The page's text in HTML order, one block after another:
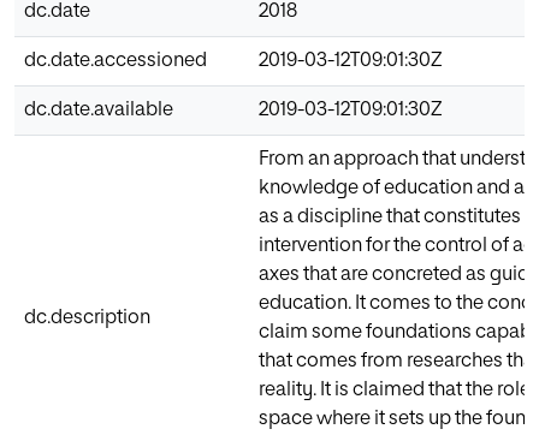
dc.date 2018
dc.date.accessioned 2019-03-12T09:01:30Z
dc.date.available 2019-03-12T09:01:30Z
dc.description
From an approach that
knowledge of education and
as a discipline that constitutes
intervention for the control of
axes that are concreted as
education. It comes to the
claim some foundations
that comes from researches
reality. It is claimed that the
space where it sets up the